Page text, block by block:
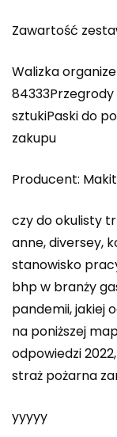
Zawartość
Walizka
84333Przegrody
sztukiPaski do
zakupu
Producent:
czy do okulisty
anne, diversey,
stanowisko
bhp w branży
pandemii, jakiej
na poniższej
odpowiedzi
straż pożarna
yyyyy